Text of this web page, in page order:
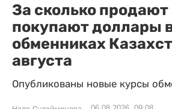
За сколько продают
покупают доллары
обменниках
августа
Опубликованы новые курсы